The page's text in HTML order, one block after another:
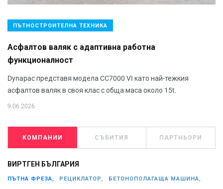
ПЪТНОСТРОИТЕЛНА ТЕХНИКА
Aсфалтов валяк с адаптивна работна
функционалност
Dynapac представя модела CC7000 VI като най-тежкия
асфалтов валяк в своя клас с обща маса около 15t.
9.06.2026
КОМПАНИИ СЪБИТИЯ ПАРТНЬОРИ
ВИРТГЕН БЪЛГАРИЯ
ПЪТНА ФРЕЗА, РЕЦИКЛАТОР, БЕТОНОПОЛАГАЩА МАШИНА,